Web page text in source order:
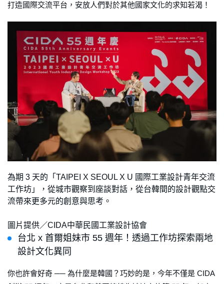
打造國際交流平台，安放人們對於其他國家文化的求知若渴！
為期 3 天的「TAIPEI X SEOUL X U 國際工業設計青年交流
工作坊」，從城市觀察到座談對話，從台韓間的設計觀點交
流帶來更多元的創意與思考。
圖片提供／CIDA中華民國工業設計協會
台北 x 首爾姐妹市 55 週年！透過工作坊探索兩地
設計文化異同
你也許會好奇 ── 為什麼是韓國？巧妙的是，今年不僅是 CIDA